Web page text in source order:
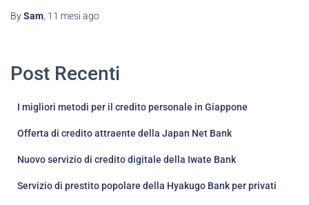
BySam 11 mesi ago
Post Recenti
I migliori metodi per il credito personale in Giappone
Offerta di credito attraente della Japan Net Bank
Nuovo servizio di credito digitale della Iwate Bank
Servizio di prestito popolare della Hyakugo Bank per privati